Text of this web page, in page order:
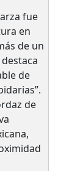
fue
en
de un
de
de